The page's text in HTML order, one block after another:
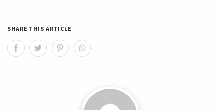
SHARE THIS ARTICLE